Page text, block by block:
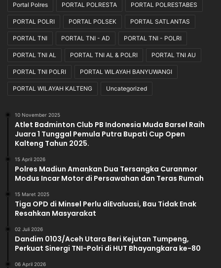
Portal Polres PORTAL POLRESTA PORTAL POLRESTABES
PORTAL POLRI PORTAL POLSEK PORTAL SATLANTAS
PORTAL TNI PORTAL TNI - AD PORTAL TNI - POLRI
PORTAL TNI AL PORTAL TNI AL & POLRI PORTAL TNI AU
PORTAL TNI POLRI PORTAL WILAYAH BANYUWANGI
PORTAL WILAYAH KALTENG Uncategorized
10 November 2025
Atlet Badminton Club PB Indonesia Muda Barsel Raih
Juara 1 Tunggal Pemula Putra Bupati Cup Open
Kalteng Tahun 2025.
15 April 2026
Polres Madiun Amankan Dua Tersangka Curanmor
Modus Incar Motor di Persawahan dan Teras Rumah
15 Maret 2025
Tiga OPD di Minsel Perlu diEvaluasi, Bau Tidak Enak
Resahkan Masyarakat
02 Juli 2026
Dandim 0103/Aceh Utara Beri Kejutan Tumpeng,
Perkuat Sinergi TNI-Polri di HUT Bhayangkara ke-80
06 April 2026